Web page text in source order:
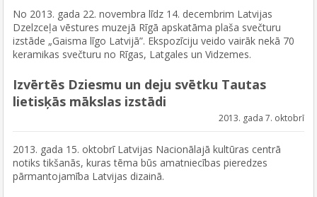
No 2013. gada 22. novembra līdz 14. decembrim Latvijas
Dzelzceļa vēstures muzejā Rīgā apskatāma plaša svečturu
izstāde „Gaisma līgo Latvijā”. Ekspozīciju veido vairāk nekā 70
keramikas svečturu no Rīgas, Latgales un Vidzemes.
Izvērtēs Dziesmu un deju svētku Tautas
lietisķās mākslas izstādi
2013. gada 7. oktobrī
2013. gada 15. oktobrī Latvijas Nacionālajā kultūras centrā
notiks tikšanās, kuras tēma būs amatniecības pieredzes
pārmantojamība Latvijas dizainā.